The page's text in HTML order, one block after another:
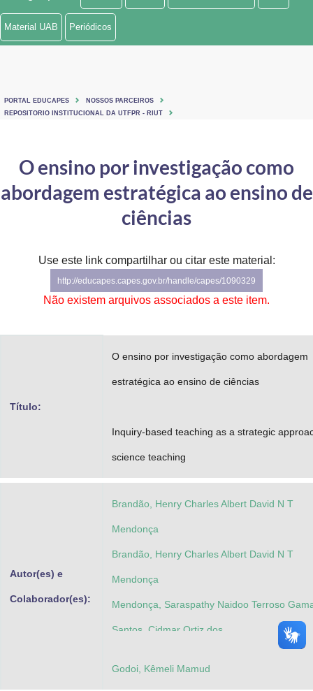
Ministério de Minas e Energia
Ministério do Turismo
Controladoria-Geral da União
Ministério da Mulher, da Família e dos Direitos Humanos
Secretaria de Governo
Gabinete de Segurança Institucional
Material UAB Periódicos
PORTAL EDUCAPES
NOSSOS PARCEIROS
REPOSITORIO INSTITUCIONAL DA UTFPR - RIUT
O ensino por investigação como
abordagem estratégica ao ensino de
ciências
Use este link compartilhar ou citar este material:
http://educapes.capes.gov.br/handle/capes/1090329
Não existem arquivos associados a este item.
Título:
O ensino por investigação como abordagem
estratégica ao ensino de ciências
Inquiry-based teaching as a strategic
science teaching
Autor(es) e
Colaborador(es):
Brandão, Henry Charles Albert David N T
Mendonça
Brandão, Henry Charles Albert David N T
Mendonça
Mendonça, Saraspathy Naidoo Terroso
Santos, Cidmar Ortiz dos
Godoi, Kêmeli Mamud